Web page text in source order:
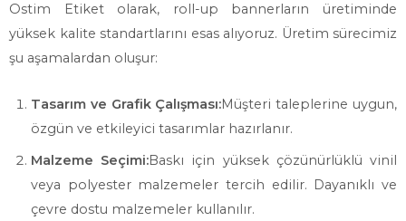
Ostim Etiket olarak, roll-up bannerların üretiminde
yüksek kalite standartlarını esas alıyoruz. Üretim sürecimiz
şu aşamalardan oluşur:
Tasarım ve Grafik Çalışması:Müşteri taleplerine uygun,
özgün ve etkileyici tasarımlar hazırlanır.
Malzeme Seçimi:Baskı için yüksek çözünürlüklü vinil
veya polyester malzemeler tercih edilir. Dayanıklı ve
çevre dostu malzemeler kullanılır.